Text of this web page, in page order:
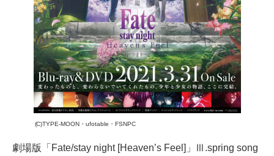
(C)TYPE-MOON・ufotable・FSNPC
劇場版「Fate/stay night [Heaven’s Feel]」Ⅲ.spring song